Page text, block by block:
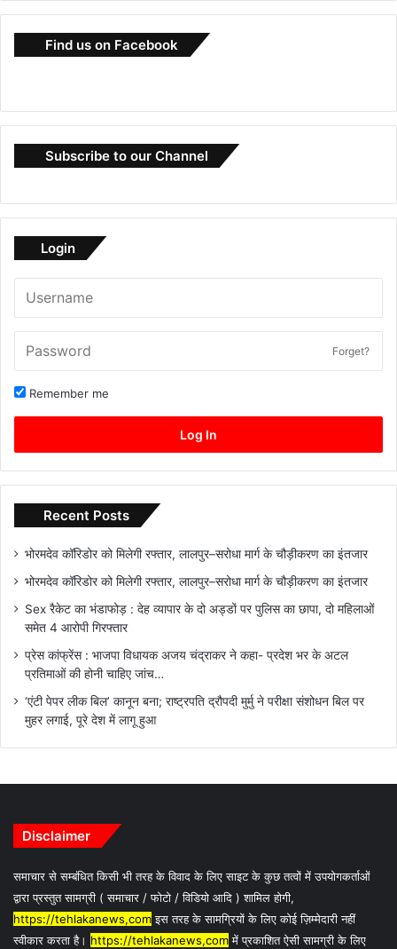
Find us on Facebook
Subscribe to our Channel
Login
Forget?
Remember me
Log In
Recent Posts
भोरमदेव कॉरिडोर को मिलेगी रफ्तार, लालपुर–सरोधा मार्ग के चौड़ीकरण का इंतजार
भोरमदेव कॉरिडोर को मिलेगी रफ्तार, लालपुर–सरोधा मार्ग के चौड़ीकरण का इंतजार
Sex रैकेट का भंडाफोड़ : देह व्यापार के दो अड्डों पर पुलिस का छापा, दो महिलाओं
समेत 4 आरोपी गिरफ्तार
प्रेस कांफ्रेंस : भाजपा विधायक अजय चंद्राकर ने कहा- प्रदेश भर के अटल
प्रतिमाओं की होनी चाहिए जांच…
‘एंटी पेपर लीक बिल’ कानून बना; राष्ट्रपति द्रौपदी मुर्मु ने परीक्षा संशोधन बिल पर
मुहर लगाई, पूरे देश में लागू हुआ
Disclaimer
समाचार से सम्बंधित किसी भी तरह के विवाद के लिए साइट के कुछ तत्वों में उपयोगकर्ताओं
द्वारा प्रस्तुत सामग्री ( समाचार / फोटो / विडियो आदि ) शामिल होगी,
https://tehlakanews,comइस तरह के सामग्रियों के लिए कोई ज़िम्मेदारी नहीं
स्वीकार करता है। https://tehlakanews,comमें प्रकाशित ऐसी सामग्री के लिए